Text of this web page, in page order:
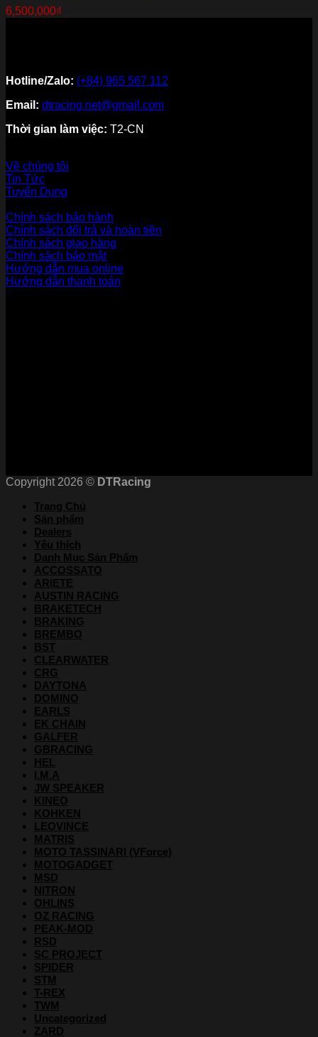
6,500,000₫
Hotline/Zalo: (+84) 965 567 112
Email: dtracing.net@gmail.com
Thời gian làm việc: T2-CN
Về chúng tôi
Tin Tức
Tuyển Dụng
Chính sách bảo hành
Chính sách đổi trả và hoàn tiền
Chính sách giao hàng
Chính sách bảo mật
Hướng dẫn mua online
Hướng dẫn thanh toán
Copyright 2026 © DTRacing
Trang Chủ
Sản phẩm
Dealers
Yêu thích
Danh Mục Sản Phẩm
ACCOSSATO
ARIETE
AUSTIN RACING
BRAKETECH
BRAKING
BREMBO
BST
CLEARWATER
CRG
DAYTONA
DOMINO
EARLS
EK CHAIN
GALFER
GBRACING
HEL
I.M.A
JW SPEAKER
KINEO
KOHKEN
LEOVINCE
MATRIS
MOTO TASSINARI (VForce)
MOTOGADGET
MSD
NITRON
OHLINS
OZ RACING
PEAK-MOD
RSD
SC PROJECT
SPIDER
STM
T-REX
TWM
Uncategorized
ZARD